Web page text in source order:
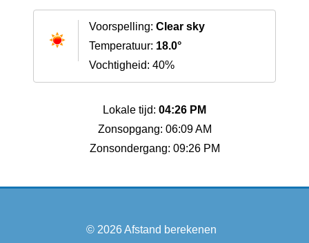
Voorspelling: Clear sky
Temperatuur: 18.0°
Vochtigheid: 40%
Lokale tijd: 04:26 PM
Zonsopgang: 06:09 AM
Zonsondergang: 09:26 PM
© 2026Afstand berekenen